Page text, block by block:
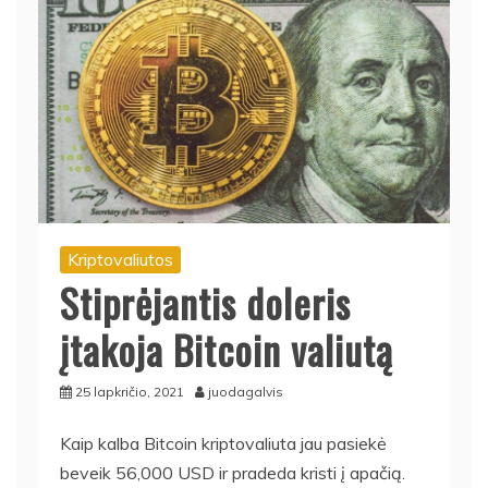
Kriptovaliutos
Stiprėjantis doleris
įtakoja Bitcoin valiutą
25 lapkričio, 2021 juodagalvis
Kaip kalba Bitcoin kriptovaliuta jau pasiekė
beveik 56,000 USD ir pradeda kristi į apačią.